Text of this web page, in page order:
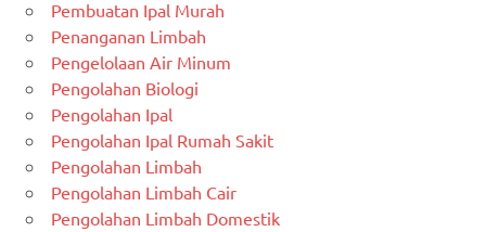
Pembuatan Ipal Murah
Penanganan Limbah
Pengelolaan Air Minum
Pengolahan Biologi
Pengolahan Ipal
Pengolahan Ipal Rumah Sakit
Pengolahan Limbah
Pengolahan Limbah Cair
Pengolahan Limbah Domestik